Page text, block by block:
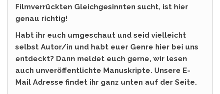
Filmverrückten Gleichgesinnten sucht, ist hier
genau richtig!
Habt ihr euch umgeschaut und seid vielleicht
selbst Autor/in und habt euer Genre hier bei uns
entdeckt? Dann meldet euch gerne, wir lesen
auch unveröffentlichte Manuskripte. Unsere E-
Mail Adresse findet ihr ganz unten auf der Seite.